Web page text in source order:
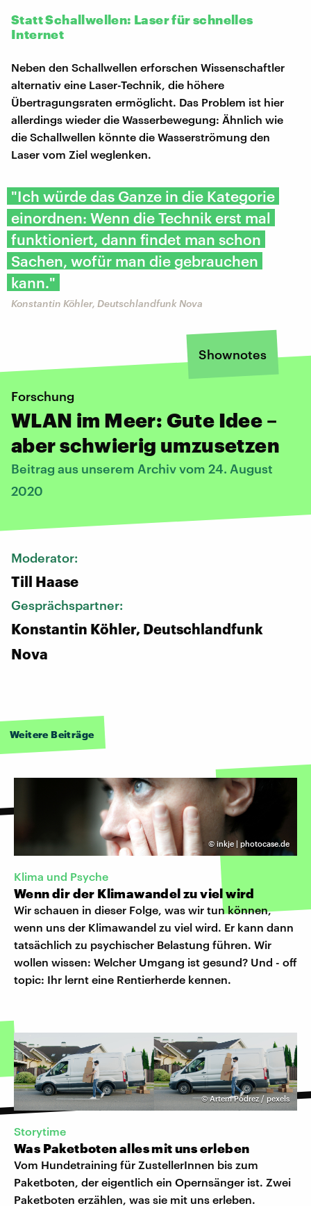
Statt Schallwellen: Laser für schnelles
Internet
Neben den Schallwellen erforschen Wissenschaftler
alternativ eine Laser-Technik, die höhere
Übertragungsraten ermöglicht. Das Problem ist hier
allerdings wieder die Wasserbewegung: Ähnlich wie
die Schallwellen könnte die Wasserströmung den
Laser vom Ziel weglenken.
"Ich würde das Ganze in die Kategorie
einordnen: Wenn die Technik erst mal
funktioniert, dann findet man schon
Sachen, wofür man die gebrauchen
kann."
Konstantin Köhler, Deutschlandfunk Nova
Shownotes
Forschung
WLAN im Meer: Gute Idee –
aber schwierig umzusetzen
Beitrag aus unserem Archiv vom 24. August
2020
Moderator:
Till Haase
Gesprächspartner:
Konstantin Köhler, Deutschlandfunk
Nova
Weitere Beiträge
© inkje | photocase.de
Klima und Psyche
Wenn dir der Klimawandel zu viel wird
Wir schauen in dieser Folge, was wir tun können,
wenn uns der Klimawandel zu viel wird. Er kann dann
tatsächlich zu psychischer Belastung führen. Wir
wollen wissen: Welcher Umgang ist gesund? Und - off
topic: Ihr lernt eine Rentierherde kennen.
©Artem Podrez / pexels
Storytime
Was Paketboten alles mit uns erleben
Vom Hundetraining für ZustellerInnen bis zum
Paketboten, der eigentlich ein Opernsänger ist. Zwei
Paketboten erzählen, was sie mit uns erleben.